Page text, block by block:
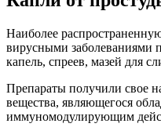
Наиболее
вирусными заболеваниями
капель, спреев, мазей для
Препараты получили свое
вещества, являющегося
иммуномодулирующим